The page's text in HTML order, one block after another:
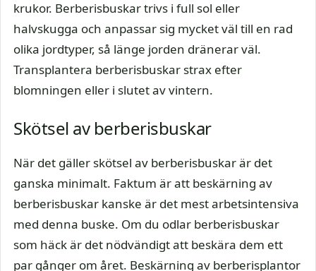
krukor. Berberisbuskar trivs i full sol eller
halvskugga och anpassar sig mycket väl till en rad
olika jordtyper, så länge jorden dränerar väl.
Transplantera berberisbuskar strax efter
blomningen eller i slutet av vintern.
Skötsel av berberisbuskar
När det gäller skötsel av berberisbuskar är det
ganska minimalt. Faktum är att beskärning av
berberisbuskar kanske är det mest arbetsintensiva
med denna buske. Om du odlar berberisbuskar
som häck är det nödvändigt att beskära dem ett
par gånger om året. Beskärning av berberisplantor